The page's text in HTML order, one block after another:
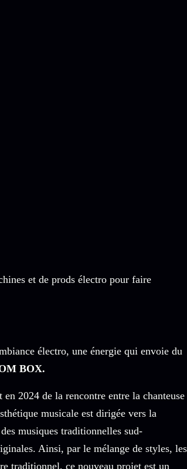
et de prods électro pour faire
électro, une énergie qui envoie du
BOX.
2024 de la rencontre entre la chanteuse
musicale est dirigée vers la
musiques traditionnelles sud-
Ainsi, par le mélange de styles, les
traditionnel, ce nouveau projet est un